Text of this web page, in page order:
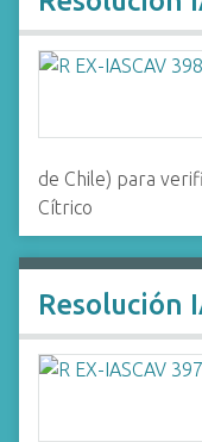
de Chile) para
Cítrico
Resolución